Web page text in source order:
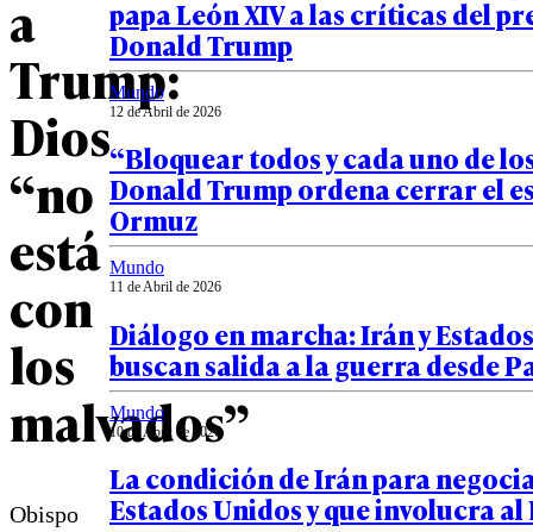
a
Trump:
Dios
“no
está
con
los
malvados”
Obispo
papa León XIV a las críticas del
Donald Trump
Mundo
12 de Abril de 2026
“Bloquear todos y cada uno de
Donald Trump ordena cerrar el
Ormuz
Mundo
11 de Abril de 2026
Diálogo en marcha: Irán y
buscan salida a la guerra desde
Mundo
10 de Abril de 2026
La condición de Irán para
Estados Unidos y que involucra